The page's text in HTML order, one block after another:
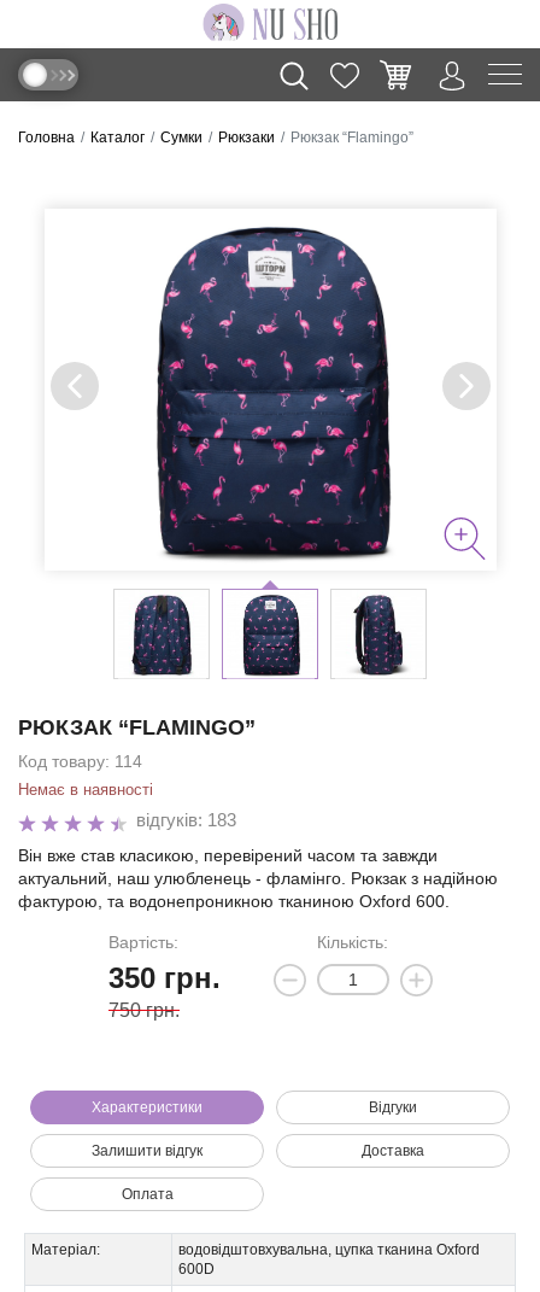
Головна Каталог Сумки Рюкзаки Рюкзак “Flamingo”
РЮКЗАК “FLAMINGO”
Код товару: 114
Немає в наявності
відгуків: 183
Він вже став класикою, перевірений часом та завжди
актуальний, наш улюбленець - фламінго. Рюкзак з надійною
фактурою, та водонепроникною тканиною Oxford 600.
Вартість:
350грн.
750 грн.
Кількість:
Характеристики Відгуки
Залишити відгук Доставка
Оплата
Матеріал:
водовідштовхувальна, цупка тканина Oxford
600D